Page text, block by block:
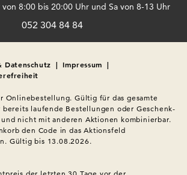
8:00 bis 20:00 Uhr und Sa von 8-13 Uhr
052 304 84 84
Datenschutz | Impressum |
Onlinebestellung. Gültig für das gesamte
laufende Bestellungen oder Geschenk-
nicht mit anderen Aktionen kombinierbar.
den Code in das Aktionsfeld
Gültig bis 13.08.2026.